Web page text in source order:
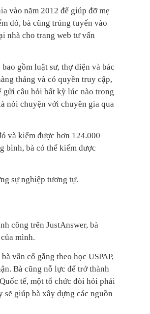
vào năm 2012 để giúp đỡ mẹ
đó, bà cũng trúng tuyển vào
nhà cho trang web tư vấn
gồm luật sư, thợ điện và bác
tháng và có quyền truy cập,
gửi câu hỏi bất kỳ lúc nào trong
nói chuyện với chuyên gia qua
và kiếm được hơn 124.000
bình, bà có thể kiếm được
sự nghiệp tương tự.
công trên JustAnswer, bà
mình.
vẫn cố gắng theo học USPAP,
Bà cũng nỗ lực để trở thành
tế, một tổ chức đòi hỏi phải
sẽ giúp bà xây dựng các nguồn